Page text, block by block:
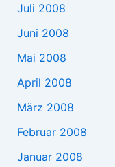
Juli 2008
Juni 2008
Mai 2008
April 2008
März 2008
Februar 2008
Januar 2008